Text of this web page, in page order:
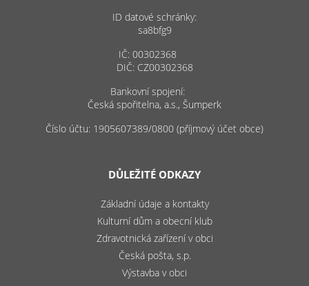
ID datové schránky:
sa8bfg9
IČ: 00302368
DIČ: CZ00302368
Bankovní spojení:
Česká spořitelna, a.s., Šumperk
Číslo účtu: 1905607389/0800 (příjmový účet obce)
DŮLEŽITÉ ODKAZY
Základní údaje a kontakty
Kulturní dům a obecní klub
Zdravotnická zařízení v obci
Česká pošta, s.p.
Výstavba v obci